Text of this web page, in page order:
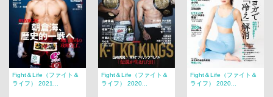
Fight＆Life（ファイト＆
ライフ） 2021...
Fight＆Life（ファイト＆
ライフ） 2020...
Fight＆Life（ファイト＆
ライフ） 2020...